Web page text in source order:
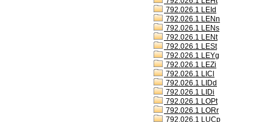
792.026.1 LEId
792.026.1 LENn
792.026.1 LENs
792.026.1 LENt
792.026.1 LESt
792.026.1 LEYg
792.026.1 LEZi
792.026.1 LICl
792.026.1 LIDd
792.026.1 LIDi
792.026.1 LOPt
792.026.1 LORr
792.026.1 LUCp